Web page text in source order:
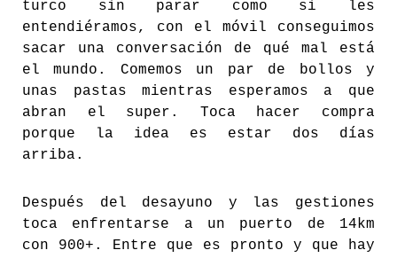
turco sin parar como si les
entendiéramos, con el móvil conseguimos
sacar una conversación de qué mal está
el mundo. Comemos un par de bollos y
unas pastas mientras esperamos a que
abran el super. Toca hacer compra
porque la idea es estar dos días
arriba.
Después del desayuno y las gestiones
toca enfrentarse a un puerto de 14km
con 900+. Entre que es pronto y que hay